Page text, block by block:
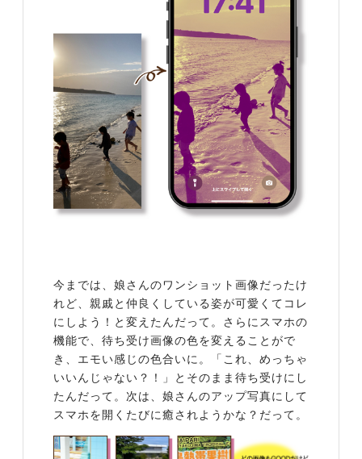
今までは、娘さんのワンショット画像だったけ
れど、親戚と仲良くしている姿が可愛くてコレ
にしよう！と変えたんだって。さらにスマホの
機能で、待ち受け画像の色を変えることがで
き、エモい感じの色合いに。「これ、めっちゃ
いいんじゃない？！」とそのまま待ち受けにし
たんだって。次は、娘さんのアップ写真にして
スマホを開くたびに癒されようかな？だって。